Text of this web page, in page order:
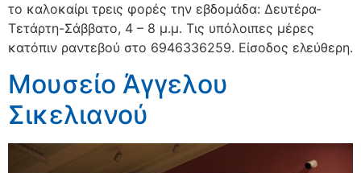
το καλοκαίρι τρεις φορές την εβδομάδα: Δευτέρα-
Τετάρτη-Σάββατο, 4 – 8 μ.μ. Τις υπόλοιπες μέρες
κατόπιν ραντεβού στο 6946336259. Είσοδος ελεύθερη.
Μουσείο Άγγελου
Σικελιανού